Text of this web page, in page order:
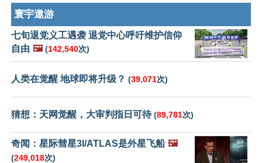
寰宇遨游
七旬退党义工遇袭 退党中心呼吁维护信仰
自由 🖼️ (142,540次)
人类在觉醒 地球即将升级？ (39,071次)
猜想：天网觉醒，大审判指日可待(89,781次)
奇闻：星际彗星3I/ATLAS是外星飞船 🖼️
(249,018次)